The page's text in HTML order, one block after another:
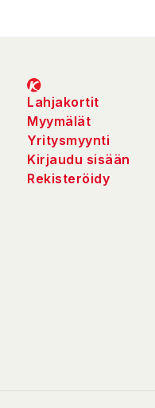
Lahjakortit
Myymälät
Yritysmyynti
Kirjaudu sisään
Rekisteröidy